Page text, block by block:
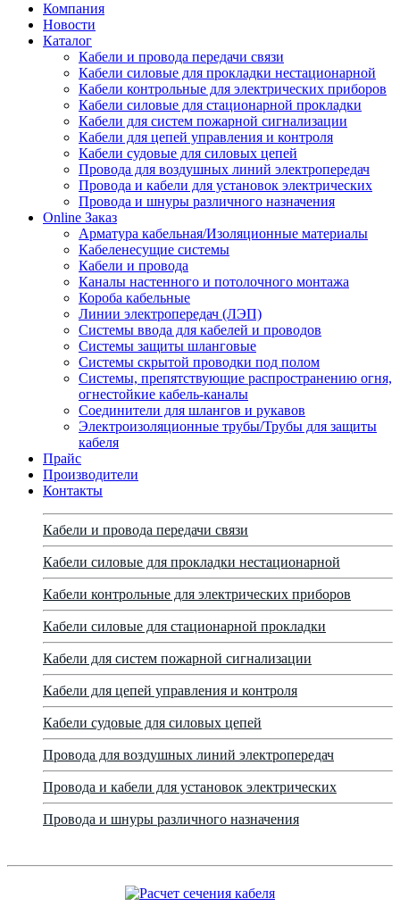
Компания
Новости
Каталог
Кабели и провода передачи связи
Кабели силовые для прокладки нестационарной
Кабели контрольные для электрических приборов
Кабели силовые для стационарной прокладки
Кабели для систем пожарной сигнализации
Кабели для цепей управления и контроля
Кабели судовые для силовых цепей
Провода для воздушных линий электропередач
Провода и кабели для установок электрических
Провода и шнуры различного назначения
Online Заказ
Арматура кабельная/Изоляционные материалы
Кабеленесущие системы
Кабели и провода
Каналы настенного и потолочного монтажа
Короба кабельные
Линии электропередач (ЛЭП)
Системы ввода для кабелей и проводов
Системы защиты шланговые
Системы скрытой проводки под полом
Системы, препятствующие распространению огня,
огнестойкие кабель-каналы
Соединители для шлангов и рукавов
Электроизоляционные трубы/Трубы для защиты
кабеля
Прайс
Производители
Контакты
Кабели и провода передачи связи
Кабели силовые для прокладки нестационарной
Кабели контрольные для электрических приборов
Кабели силовые для стационарной прокладки
Кабели для систем пожарной сигнализации
Кабели для цепей управления и контроля
Кабели судовые для силовых цепей
Провода для воздушных линий электропередач
Провода и кабели для установок электрических
Провода и шнуры различного назначения